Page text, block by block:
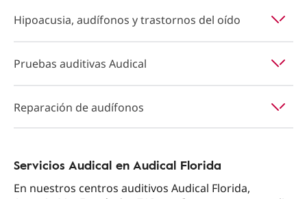
Hipoacusia, audífonos y trastornos del oído
Pruebas auditivas Audical
Reparación de audífonos
Servicios Audical en Audical Florida
En nuestros centros auditivos Audical Florida,